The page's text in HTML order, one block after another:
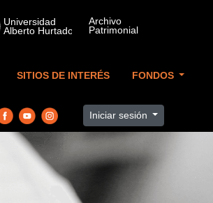
SITIOS DE INTERÉS FONDOS
Iniciar sesión